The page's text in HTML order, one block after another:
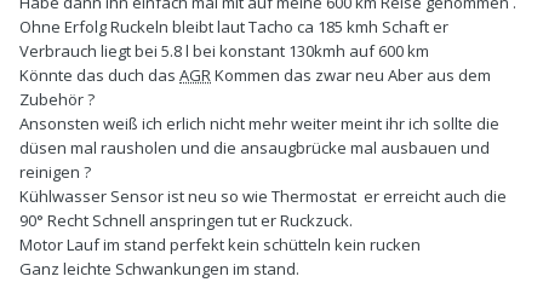
Ohne Erfolg Ruckeln bleibt laut Tacho ca 185 kmh Schaft er
Verbrauch liegt bei 5.8 l bei konstant 130kmh auf 600 km
Könnte das duch das AGRKommen das zwar neu Aber aus dem
Zubehör ?
Ansonsten weiß ich erlich nicht mehr weiter meint ihr ich sollte die
düsen mal rausholen und die ansaugbrücke mal ausbauen und
reinigen ?
Kühlwasser Sensor ist neu so wie Thermostat er erreicht auch die
90° Recht Schnell anspringen tut er Ruckzuck.
Motor Lauf im stand perfekt kein schütteln kein rucken
Ganz leichte Schwankungen im stand.